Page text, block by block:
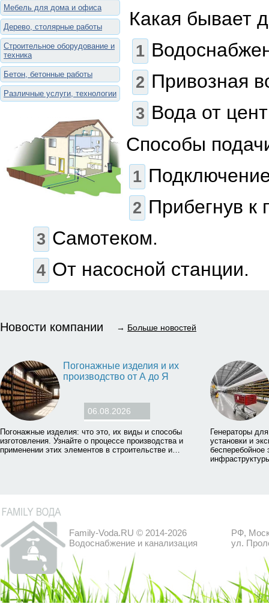
Мебель для дома и офиса
Дерево, столярные работы
Строительное оборудование и
техника
Бетон, бетонные работы
Различные услуги, технологии
Какая бывает
Привозная
Вода от
Способы
Прибегнув к
Самотеком.
От насосной станции.
Новости компании → Больше новостей
Погонажные изделия и их
производство от А до Я
06.08.2026
Погонажные изделия: что это, их виды и способы
изготовления. Узнайте о процессе производства и
применении этих элементов в строительстве и…
Генераторы
установки и
бесперебойное
Family-Voda.RU © 2014-2026
Водоснабжение и канализация
РФ,
ул.